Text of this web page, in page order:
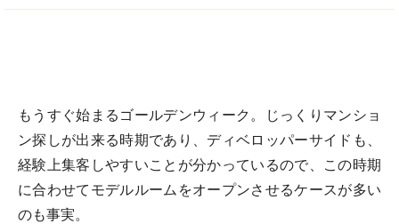
もうすぐ始まるゴールデンウィーク。じっくりマンショ
ン探しが出来る時期であり、ディベロッパーサイドも、
経験上集客しやすいことが分かっているので、この時期
に合わせてモデルルームをオープンさせるケースが多い
のも事実。